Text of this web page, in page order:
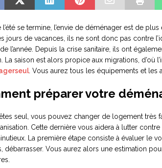
l’été se termine, l’envie de déménager est de
jours de vacances, ils ne sont donc pas contre
l’année. Depuis la crise sanitaire, ils ont
La saison est alors propice aux migrations, d’où
. Vous aurez tous les équipements et les
préparer votre
seul, vous pouvez changer de logement très
Cette dernière vous aidera à lutter
La première étape consiste à évaluer le
débarrasser. Vous aurez alors une estimation